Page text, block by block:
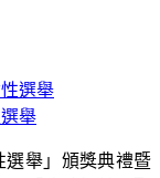
舉
選舉」頒獎典禮暨